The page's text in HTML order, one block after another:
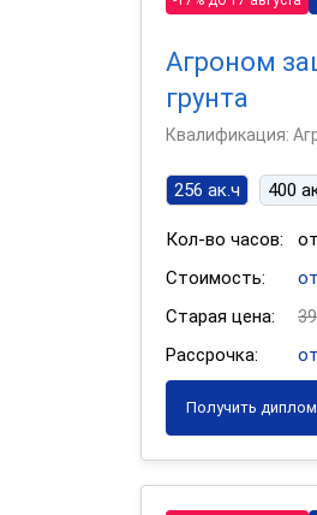
Агроном
грунта
Квалификация:
256 ак.ч 400
Кол-во часов:
Стоимость:
Старая цена:
Рассрочка:
Получить диплом